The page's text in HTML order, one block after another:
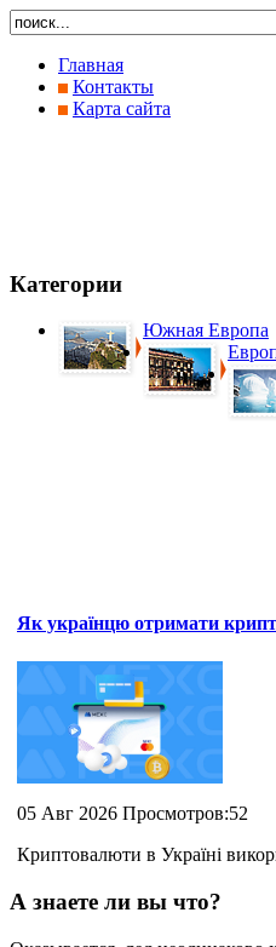
Главная
Контакты
Карта сайта
Категории
Южная Европа
Як українцю отримати
05 Авг 2026 Просмотров:52
Криптовалюти в Україні
А знаете ли вы что?